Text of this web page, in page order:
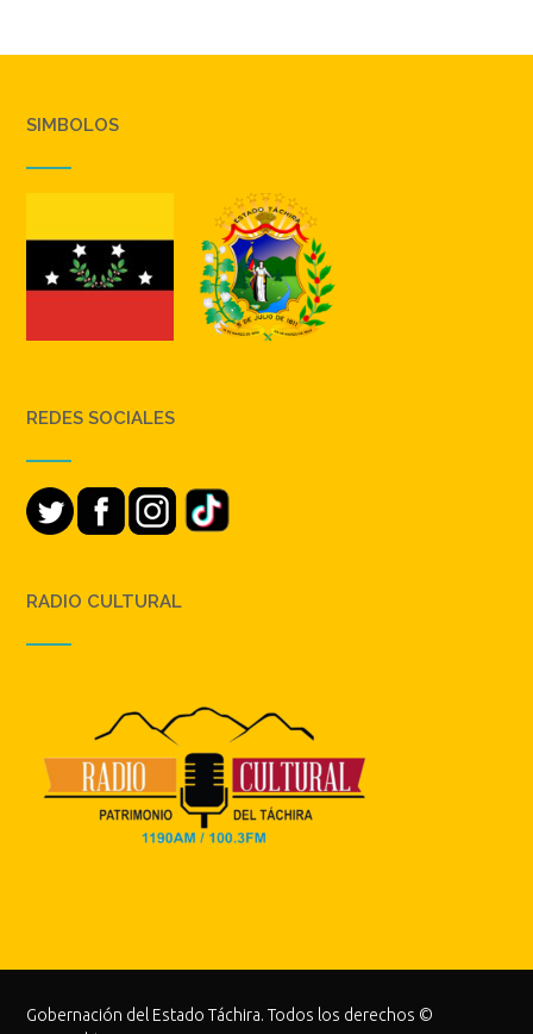
SIMBOLOS
REDES SOCIALES
RADIO CULTURAL
Gobernación del Estado Táchira. Todos los derechos ©